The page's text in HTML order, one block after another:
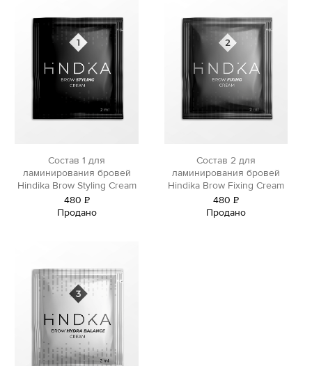
Состав 1 для
ламинирования бровей
Hindika Brow Styling Cream
480 Р
уб.
Продано
Состав 2 для
ламинирования бровей
Hindika Brow Fixing Cream
480 Р
уб.
Продано